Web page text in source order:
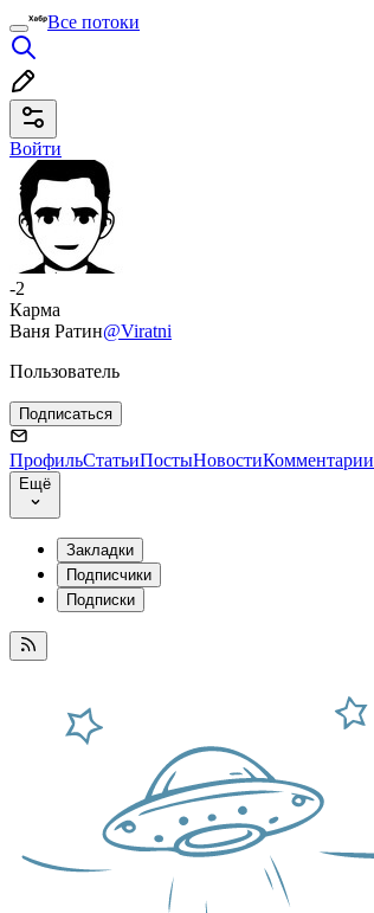
Все потоки
Войти
-2
Карма
Ваня Ратин@Viratni
Пользователь
Подписаться
ПрофильСтатьиПостыНовостиКомментарии
Ещё
Закладки
Подписчики
Подписки